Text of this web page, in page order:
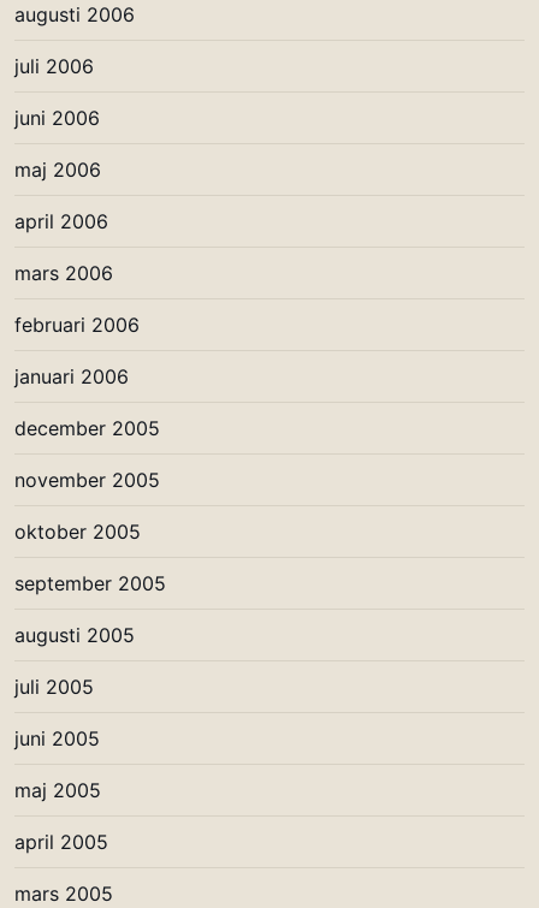
augusti 2006
juli 2006
juni 2006
maj 2006
april 2006
mars 2006
februari 2006
januari 2006
december 2005
november 2005
oktober 2005
september 2005
augusti 2005
juli 2005
juni 2005
maj 2005
april 2005
mars 2005